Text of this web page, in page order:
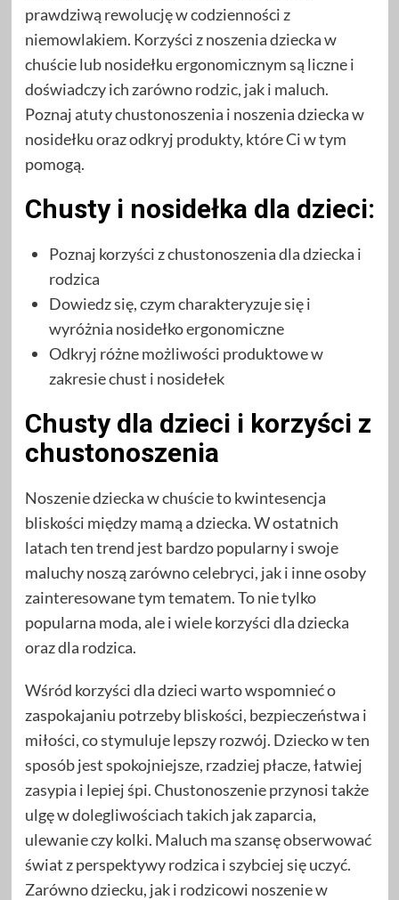
prawdziwą rewolucję w codzienności z
niemowlakiem. Korzyści z noszenia dziecka w
chuście lub nosidełku ergonomicznym są liczne i
doświadczy ich zarówno rodzic, jak i maluch.
Poznaj atuty chustonoszenia i noszenia dziecka w
nosidełku oraz odkryj produkty, które Ci w tym
pomogą.
Chusty i nosidełka dla dzieci:
Poznaj korzyści z chustonoszenia dla dziecka i
rodzica
Dowiedz się, czym charakteryzuje się i
wyróżnia nosidełko ergonomiczne
Odkryj różne możliwości produktowe w
zakresie chust i nosidełek
Chusty dla dzieci i korzyści z
chustonoszenia
Noszenie dziecka w chuście to kwintesencja
bliskości między mamą a dziecka. W ostatnich
latach ten trend jest bardzo popularny i swoje
maluchy noszą zarówno celebryci, jak i inne osoby
zainteresowane tym tematem. To nie tylko
popularna moda, ale i wiele korzyści dla dziecka
oraz dla rodzica.
Wśród korzyści dla dzieci warto wspomnieć o
zaspokajaniu potrzeby bliskości, bezpieczeństwa i
miłości, co stymuluje lepszy rozwój. Dziecko w ten
sposób jest spokojniejsze, rzadziej płacze, łatwiej
zasypia i lepiej śpi. Chustonoszenie przynosi także
ulgę w dolegliwościach takich jak zaparcia,
ulewanie czy kolki. Maluch ma szansę obserwować
świat z perspektywy rodzica i szybciej się uczyć.
Zarówno dziecku, jak i rodzicowi noszenie w